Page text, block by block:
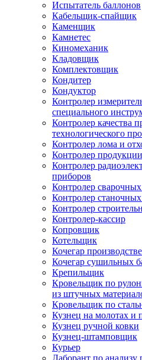
Испытатель баллонов
Кабельщик-спайщик
Каменщик
Камнетес
Киномеханик
Кладовщик
Комплектовщик
Кондитер
Кондуктор
Контролер
специального
Контролер качества
технологического
Контролер лома и
Контролер
Контролер
приборов
Контролер
Контролер
Контролер
Контролер-кассир
Копровщик
Котельщик
Кочегар
Кочегар сушильных
Крепильщик
Кровельщик по
из штучных
Кровельщик по
Кузнец на молотах и
Кузнец ручной ковки
Кузнец-штамповщик
Курьер
Лаборант по анализу